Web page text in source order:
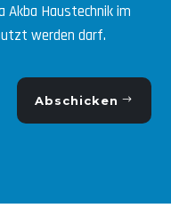
Akba Haustechnik im
werden darf.
Abschicken